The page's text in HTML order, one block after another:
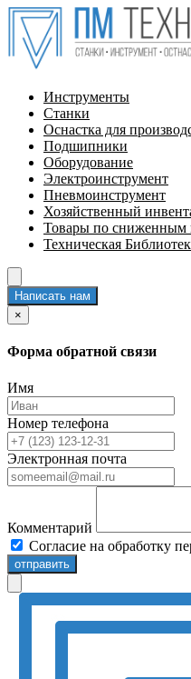
Инструменты
Станки
Оснастка для
Подшипники
Оборудование
Электроинструмент
Пневмоинструмент
Хозяйственный
Товары по сниженным
Техническая
Написать нам
×
Форма обратной связи
Имя
Номер телефона
Электронная почта
Комментарий
Согласие на обработку
отправить